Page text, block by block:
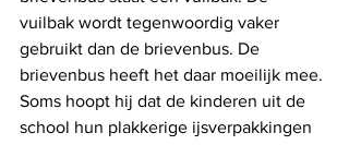
vuilbak wordt tegenwoordig vaker
gebruikt dan de brievenbus. De
brievenbus heeft het daar moeilijk mee.
Soms hoopt hij dat de kinderen uit de
school hun plakkerige ijsverpakkingen